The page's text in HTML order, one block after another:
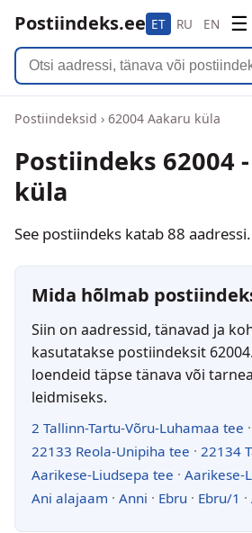
Postiindeks.ee ET RU EN ☰
Postiindeksid › 62004 Aakaru küla
Postiindeks 62004
küla
See postiindeks katab 88 aadressi.
Mida hõlmab
Siin on aadressid, tänavad ja
kasutatakse postiindeksit
loendeid täpse tänava või
leidmiseks.
2 Tallinn-Tartu-Võru-Luhamaa tee ·
22133 Reola-Unipiha tee · 22134
Aarikese-Liudsepa tee · Aarikese-
Ani alajaam · Anni · Ebru · Ebru/1 ·